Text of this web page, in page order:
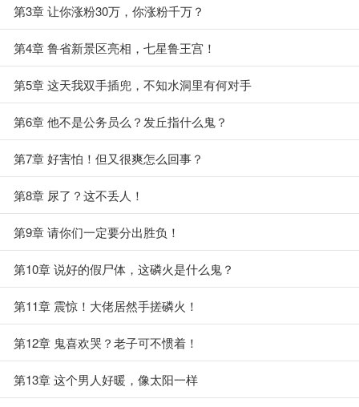
第3章 让你涨粉30万，你涨粉千万？
第4章 鲁省新景区亮相，七星鲁王宫！
第5章 这天我双手插兜，不知水洞里有何对手
第6章 他不是公务员么？发丘指什么鬼？
第7章 好害怕！但又很爽怎么回事？
第8章 尿了？这不丢人！
第9章 请你们一定要分出胜负！
第10章 说好的假尸体，这磷火是什么鬼？
第11章 震惊！大佬居然手搓磷火！
第12章 鬼喜欢哭？老子可不惯着！
第13章 这个男人好暖，像太阳一样